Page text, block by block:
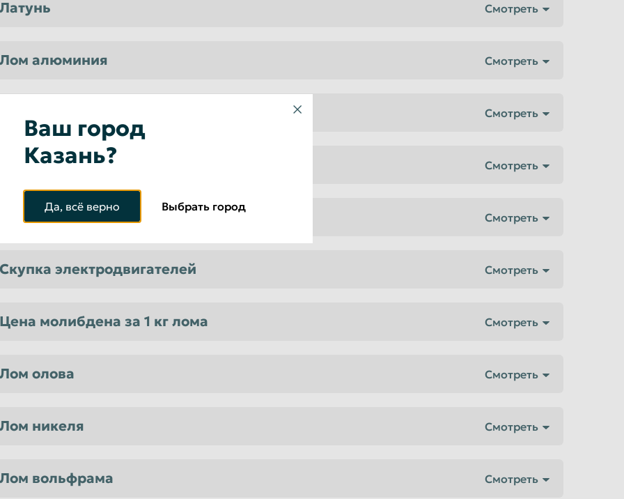
Латунь
Лом алюминия
Лом кадмия
Лом тантала
Скупка электродвигателей
Цена молибдена за 1 кг лома
Лом олова
Лом никеля
Лом вольфрама
Ваш город
Казань?
Да, всё верно Выбрать город